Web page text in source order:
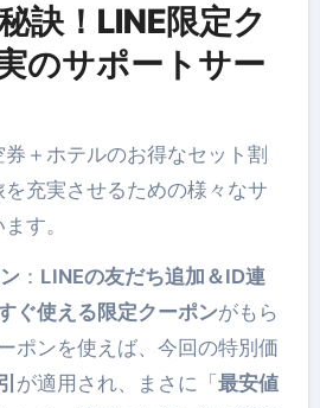
訣！LINE限定ク
のサポートサー
＋ホテルのお得なセット割
充実させるための様々なサ
す。
： LINEの友だち追加＆ID連
ぐ使える限定クーポンがもら
ポンを使えば、今回の特別価
が適用され、まさに「最安値